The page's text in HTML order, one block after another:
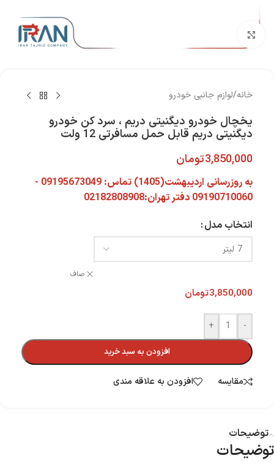
خانه/لوازم جانبی خودرو
یخچال خودرو دیگنیتی دریم ، سرد کن خودرو
دیگنیتی دریم قابل حمل مسافرتی 12 ولت
3,850,000تومان
به روزرسانی اردیبهشت(1405) تماس: 09195673049 -
09190710060 دفتر تهران:02182808908
انتخاب مدل
صاف
3,850,000تومان
-
+
افزودن به سبد خرید
مقایسه افزودن به علاقه مندی
توضیحات
توضیحات